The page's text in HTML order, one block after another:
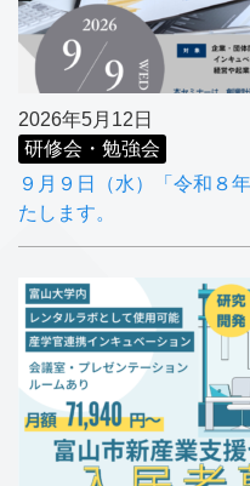
2026年5月12日
研修会・勉強会
９月９日（水）「令和８
たします。